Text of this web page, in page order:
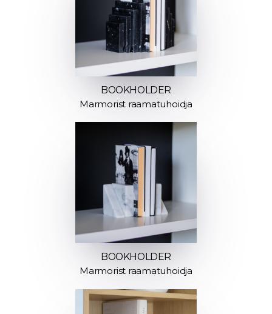
BOOKHOLDER
Marmorist raamatuhoidja
BOOKHOLDER
Marmorist raamatuhoidja